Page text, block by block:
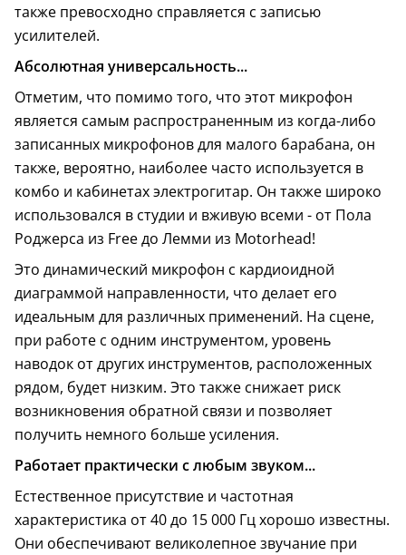
также превосходно справляется с записью
усилителей.
Абсолютная универсальность...
Отметим, что помимо того, что этот микрофон
является самым распространенным из когда-либо
записанных микрофонов для малого барабана, он
также, вероятно, наиболее часто используется в
комбо и кабинетах электрогитар. Он также широко
использовался в студии и вживую всеми - от Пола
Роджерса из Free до Лемми из Motorhead!
Это динамический микрофон с кардиоидной
диаграммой направленности, что делает его
идеальным для различных применений. На сцене,
при работе с одним инструментом, уровень
наводок от других инструментов, расположенных
рядом, будет низким. Это также снижает риск
возникновения обратной связи и позволяет
получить немного больше усиления.
Работает практически с любым звуком...
Естественное присутствие и частотная
характеристика от 40 до 15 000 Гц хорошо известны.
Они обеспечивают великолепное звучание при